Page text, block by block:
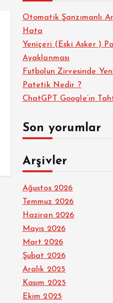
Otomatik Şanzımanlı
Hata
Yeniçeri (Eski Asker )
Ayaklanması
Futbolun Zirvesinde
Patetik Nedir ?
ChatGPT Google’ın
Son yorumlar
Arşivler
Ağustos 2026
Temmuz 2026
Haziran 2026
Mayıs 2026
Mart 2026
Şubat 2026
Aralık 2025
Kasım 2025
Ekim 2025